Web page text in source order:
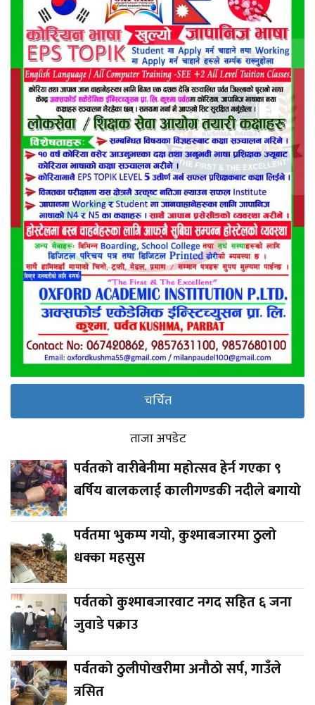
चर्चित
ताजा अपडेट
पर्वतको वारीबेनीमा महोत्सव हेर्न गएका ९
बर्षिय बालकलाई कालीगण्डकी नदीले बगायो
पर्वतमा भुकम्प गयो, कुश्माबजारमा ठुलो
धक्का महसुस
पर्वतको कुश्माबजारवाट नगद सहित ६ जना
जुवाडे पक्राउ
पर्वतको ठुलीपोखरीमा अनौठो सर्प, गाउँले
त्रसित